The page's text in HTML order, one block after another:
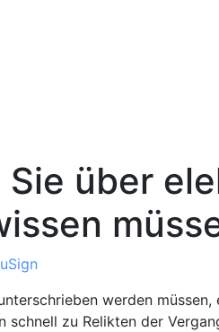
Sie über
werden
schnell zu Relikten der